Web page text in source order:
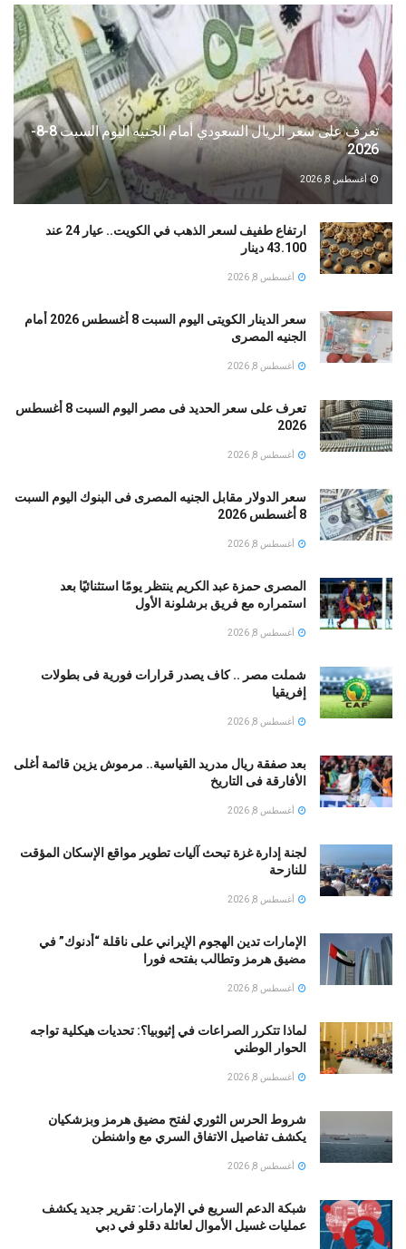
تعرف على سعر الريال السعودي أمام الجنيه اليوم السبت 8-8-
2026
أغسطس 8, 2026
ارتفاع طفيف لسعر الذهب في الكويت.. عيار 24 عند
43.100 دينار
أغسطس 8, 2026
سعر الدينار الكويتى اليوم السبت 8 أغسطس 2026 أمام
الجنيه المصرى
أغسطس 8, 2026
تعرف على سعر الحديد فى مصر اليوم السبت 8 أغسطس
2026
أغسطس 8, 2026
سعر الدولار مقابل الجنيه المصرى فى البنوك اليوم السبت
8 أغسطس 2026
أغسطس 8, 2026
المصرى حمزة عبد الكريم ينتظر يومًا استثنائيًا بعد
استمراره مع فريق برشلونة الأول
أغسطس 8, 2026
شملت مصر .. كاف يصدر قرارات فورية فى بطولات
إفريقيا
أغسطس 8, 2026
بعد صفقة ريال مدريد القياسية.. مرموش يزين قائمة أغلى
الأفارقة فى التاريخ
أغسطس 8, 2026
لجنة إدارة غزة تبحث آليات تطوير مواقع الإسكان المؤقت
للنازحة
أغسطس 8, 2026
الإمارات تدين الهجوم الإيراني على ناقلة “أدنوك” في
مضيق هرمز وتطالب بفتحه فورا
أغسطس 8, 2026
لماذا تتكرر الصراعات في إثيوبيا؟: تحديات هيكلية تواجه
الحوار الوطني
أغسطس 8, 2026
شروط الحرس الثوري لفتح مضيق هرمز وبزشكيان
يكشف تفاصيل الاتفاق السري مع واشنطن
أغسطس 8, 2026
شبكة الدعم السريع في الإمارات: تقرير جديد يكشف
عمليات غسيل الأموال لعائلة دقلو في دبي